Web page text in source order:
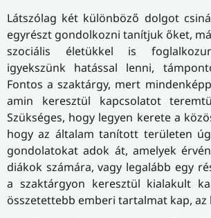
Látszólag két különböző dolgot
egyrészt gondolkozni tanítjuk őket,
szociális életükkel is
igyekszünk hatással lenni,
Fontos a szaktárgy, mert
amin keresztül kapcsolatot
Szükséges, hogy legyen kerete a
hogy az általam tanított területen
gondolatokat adok át, amelyek
diákok számára, vagy legalább egy
a szaktárgyon keresztül kialakult
összetettebb emberi tartalmat kap, az